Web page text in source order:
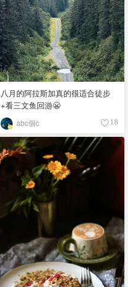
八月的阿拉斯加真的很适合徒步
+看三文鱼回游😬
abc個c 18